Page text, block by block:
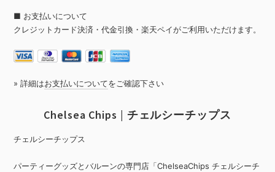
■ お支払いについて
クレジットカード決済・代金引換・楽天ペイがご利用いただけます。
» 詳細はお支払いについてをご確認下さい
Chelsea Chips | チェルシーチップス
チェルシーチップス
パーティーグッズとバルーンの専門店「ChelseaChips チェルシーチ